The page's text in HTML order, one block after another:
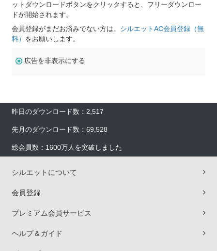
ットダウンロードボタンをクリックすると、フリーダウンロー
ドが開始されます。
会員登録がまだお済みでない方は、 シルエットAC会員登録（無
料） をお願いします。
広告を非表示にする
昨日のダウンロード数：2,517
先月のダウンロード数：69,528
総会員数：1600万人を突破しました
シルエットについて
会員登録
プレミアム会員サービス
ヘルプ＆ガイド